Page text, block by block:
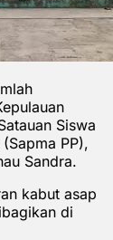
Siswa
PP),
Sandra.
kabut asap
di